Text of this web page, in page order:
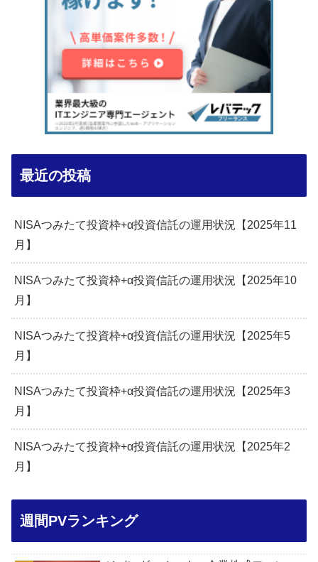
最近の投稿
NISAつみたて投資枠+α投資信託の運用状況【2025年11
月】
NISAつみたて投資枠+α投資信託の運用状況【2025年10
月】
NISAつみたて投資枠+α投資信託の運用状況【2025年5
月】
NISAつみたて投資枠+α投資信託の運用状況【2025年3
月】
NISAつみたて投資枠+α投資信託の運用状況【2025年2
月】
週間PVランキング